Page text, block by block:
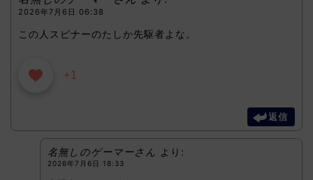
2026年7月6日 06:38
この人スピナーのたしか先駆者よな。
+1
返信
名無しのゲーマーさん より:
2026年7月6日 18:33